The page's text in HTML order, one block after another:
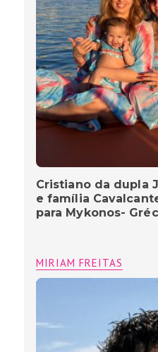
Cristiano da dupla
e família
para Mykonos-
MIRIAM FREITAS